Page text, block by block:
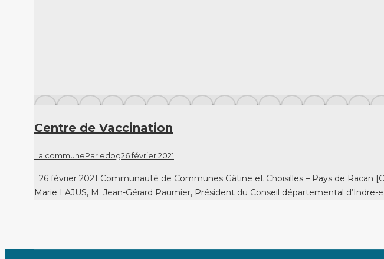
Centre de Vaccination
La communePar edog26 février 2021
26 février 2021 Communauté de Communes Gâtine et Choisilles – Pays de
Marie LAJUS, M. Jean-Gérard Paumier, Président du Conseil départemental